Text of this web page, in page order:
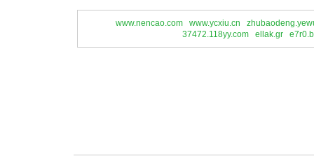
www.nencao.com www.ycxiu.cn
37472.118yy.com
ellak.gr